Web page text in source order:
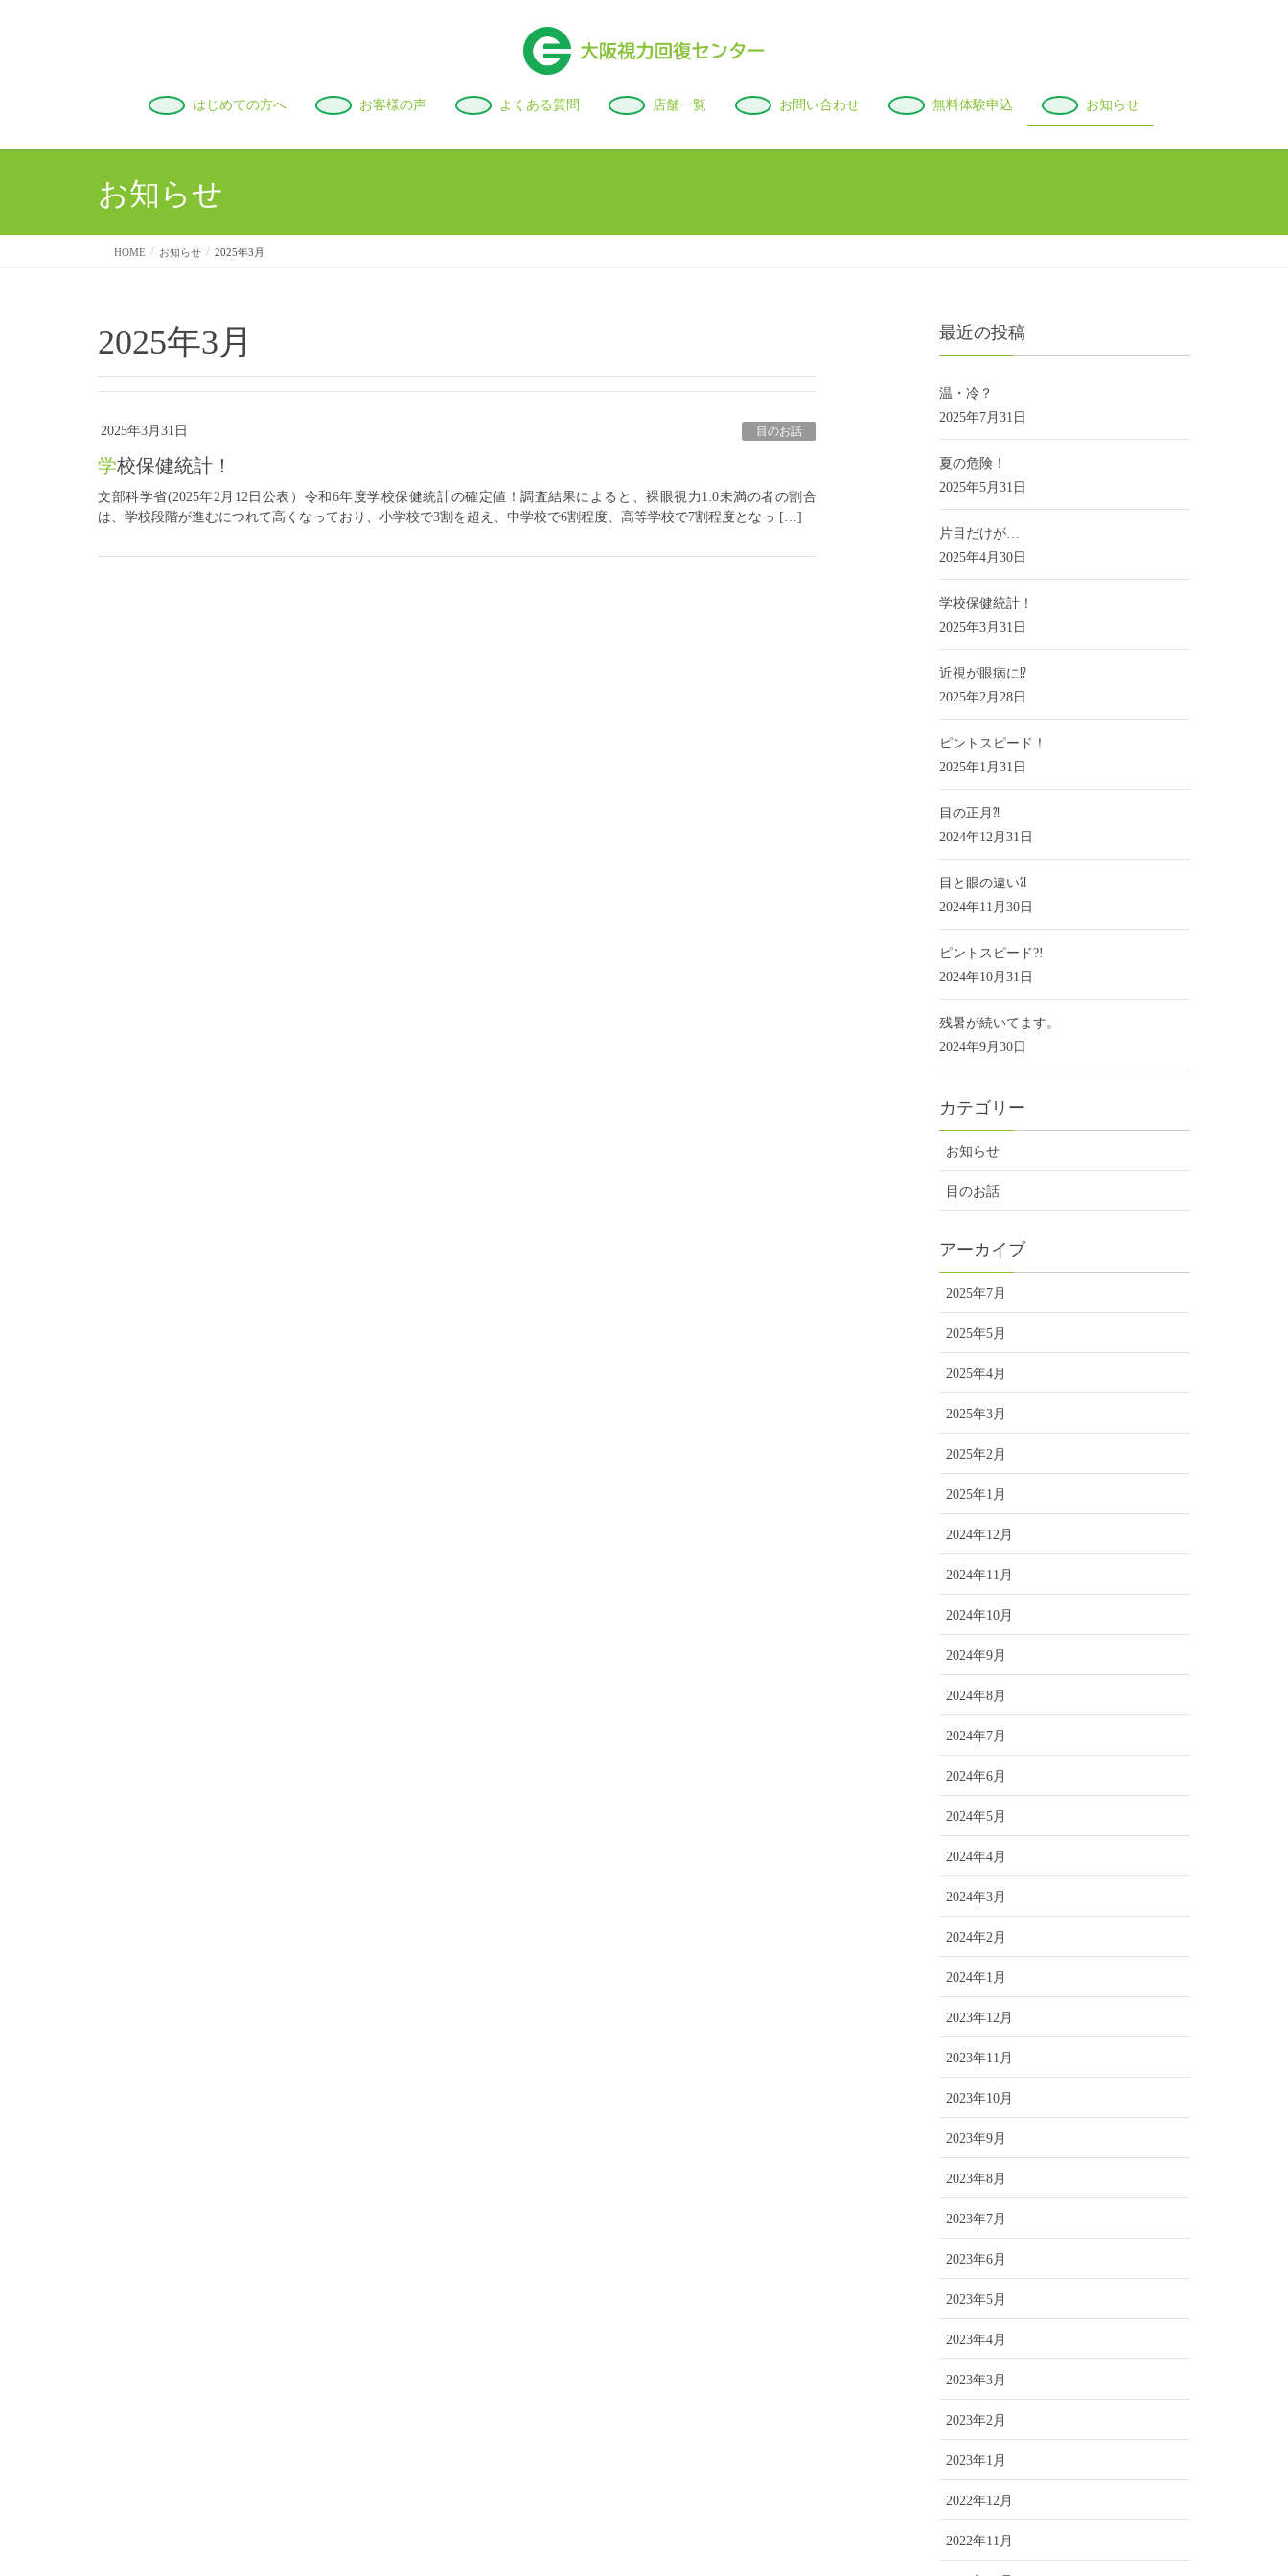
はじめての方へ お客様の声 よくある質問 店舗一覧 お問い合わせ 無料体験申込 お知らせ
お知らせ
HOME お知らせ 2025年3月
2025年3月
2025年3月31日 目のお話
学校保健統計！
文部科学省(2025年2月12日公表）令和6年度学校保健統計の確定値！調査結果によると、裸眼視力1.0未満の者の割合
は、学校段階が進むにつれて高くなっており、小学校で3割を超え、中学校で6割程度、高等学校で7割程度となっ […]
最近の投稿
温・冷？
2025年7月31日
夏の危険！
2025年5月31日
片目だけが…
2025年4月30日
学校保健統計！
2025年3月31日
近視が眼病に⁉
2025年2月28日
ピントスピード！
2025年1月31日
目の正月⁈
2024年12月31日
目と眼の違い⁈
2024年11月30日
ピントスピード?!
2024年10月31日
残暑が続いてます。
2024年9月30日
カテゴリー
お知らせ
目のお話
アーカイブ
2025年7月
2025年5月
2025年4月
2025年3月
2025年2月
2025年1月
2024年12月
2024年11月
2024年10月
2024年9月
2024年8月
2024年7月
2024年6月
2024年5月
2024年4月
2024年3月
2024年2月
2024年1月
2023年12月
2023年11月
2023年10月
2023年9月
2023年8月
2023年7月
2023年6月
2023年5月
2023年4月
2023年3月
2023年2月
2023年1月
2022年12月
2022年11月